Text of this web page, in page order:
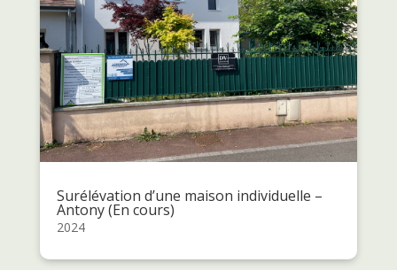
Surélévation d’une maison individuelle –
Antony (En cours)
2024